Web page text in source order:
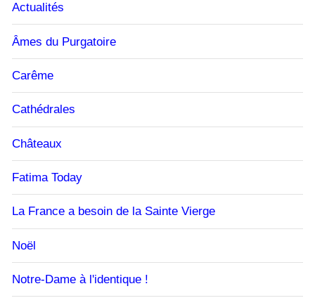
Actualités
Âmes du Purgatoire
Carême
Cathédrales
Châteaux
Fatima Today
La France a besoin de la Sainte Vierge
Noël
Notre-Dame à l'identique !